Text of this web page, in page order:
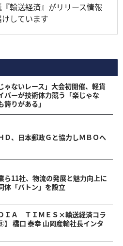
輸送経済』がリリース情報
しています
ゃないレース」大会初開催、軽貨
バーが技術体力競う「楽じゃな
誇りがある」
Ｄ、日本郵政Ｇと協力しＭＢＯへ
ら11社、物流の発展と魅力向上に
体「バトン」を設立
ＤＩＡ ＴＩＭＥＳ×輸送経済コラ
橋口 泰幸 山岡産輸社長インタ